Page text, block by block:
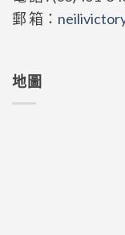
郵 箱：
地圖